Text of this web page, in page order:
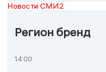
Новости СМИ2
Регион бренд
14:00